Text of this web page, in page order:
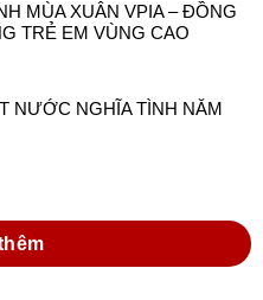
MÙA XUÂN VPIA – ĐỒNG
TRẺ EM VÙNG CAO
NƯỚC NGHĨA TÌNH NĂM